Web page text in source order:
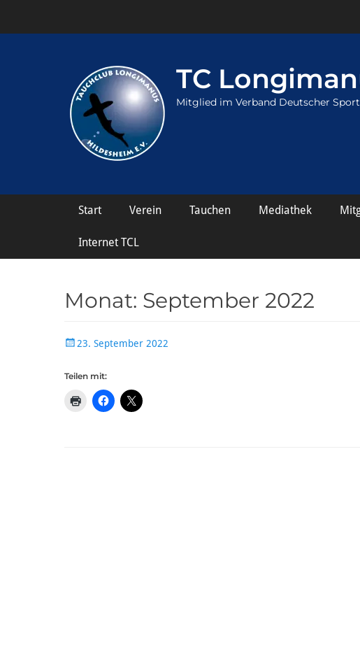
TC
Mitglied im Verband Deutscher
Hauptmenü
Weiter
Inhalt
Start Verein Tauchen Mediathek
Internet TCL
Monat: September 2022
Veröffentlicht
23. September 2022
Teilen mit: